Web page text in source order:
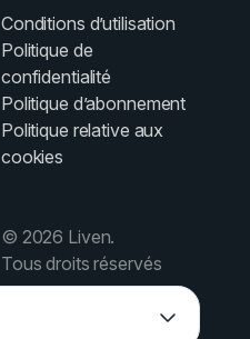
Conditions d’utilisation
Politique de
confidentialité
Politique d’abonnement
Politique relative aux
cookies
© 2026 Liven.
Tous droits réservés